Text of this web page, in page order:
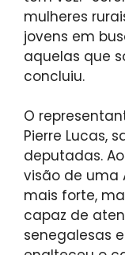
mulheres
jovens em
aquelas que
concluiu.
O
Pierre Lucas,
deputadas.
visão de uma
mais forte,
capaz de
senegalesas